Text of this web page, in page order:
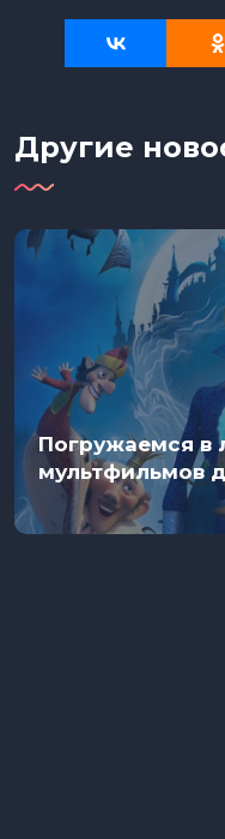
Другие
Погружаемся в
мультфильмов